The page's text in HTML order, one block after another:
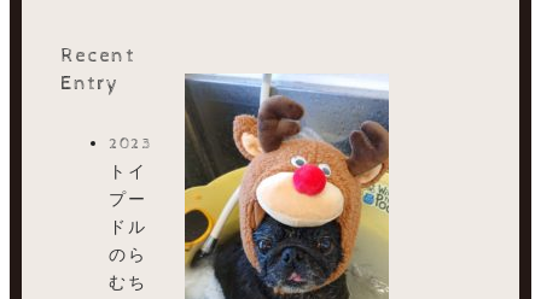
Recent
Entry
2023.08.01
トイ
プー
ドル
のら
むち